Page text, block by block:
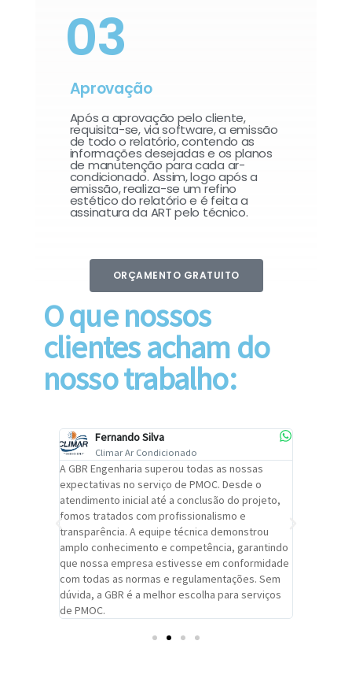
03
Aprovação
Após a aprovação pelo cliente,
requisita-se, via software, a emissão
de todo o relatório, contendo as
informações desejadas e os planos
de manutenção para cada ar-
condicionado. Assim, logo após a
emissão, realiza-se um refino
estético do relatório e é feita a
assinatura da ART pelo técnico.
ORÇAMENTO GRATUITO
O que nossos
clientes acham do
nosso trabalho:
Fernando Silva
Climar Ar Condicionado
A GBR Engenharia superou todas as nossas
expectativas no serviço de PMOC. Desde o
atendimento inicial até a conclusão do projeto,
fomos tratados com profissionalismo e
transparência. A equipe técnica demonstrou
amplo conhecimento e competência, garantindo
que nossa empresa estivesse em conformidade
com todas as normas e regulamentações. Sem
dúvida, a GBR é a melhor escolha para serviços
de PMOC.